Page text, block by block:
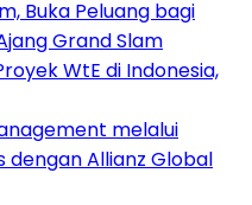
Buka Peluang bagi
Grand Slam
WtE di Indonesia,
melalui
dengan Allianz Global